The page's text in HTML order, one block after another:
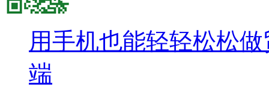
用手机也能轻轻松松
端